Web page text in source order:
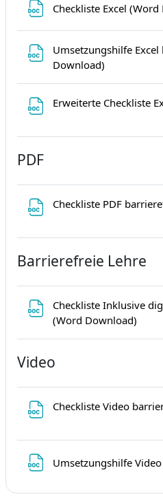
Checkliste Excel
Umsetzungshilfe
Download)
Erweiterte Checkliste
PDF
Checkliste PDF
Barrierefreie Lehre
Checkliste Inklusive
(Word Download)
Video
Checkliste Video
Umsetzungshilfe